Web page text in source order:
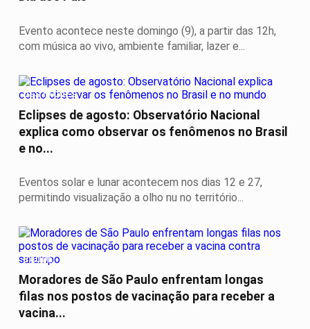
Evento acontece neste domingo (9), a partir das 12h,
com música ao vivo, ambiente familiar, lazer e...
DESTAQUES
Eclipses de agosto: Observatório Nacional
explica como observar os fenômenos no Brasil
e no...
Eventos solar e lunar acontecem nos dias 12 e 27,
permitindo visualização a olho nu no território...
SAÚDE
Moradores de São Paulo enfrentam longas
filas nos postos de vacinação para receber a
vacina...